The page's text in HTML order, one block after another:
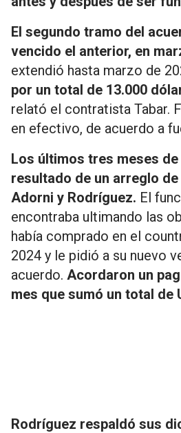
El segundo tramo del
vencido el anterior, en
extendió hasta marzo de
por un total de 13.000
relató el contratista Tabar.
en efectivo, de acuerdo a
Los últimos tres meses
resultado de un arreglo
Adorni y Rodríguez. El
encontraba ultimando las
había comprado en el
2024 y le pidió a su nuevo
acuerdo. Acordaron un
mes que sumó un total de
Rodríguez respaldó sus